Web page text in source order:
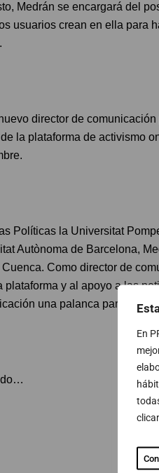
En
Medrán se encargará del
usuarios crean en ella para
director de
la plataforma de activismo
Políticas la Universitat
Autònoma de Barcelona,
Como director de
plataforma y al apoyo a las
una palanca para el